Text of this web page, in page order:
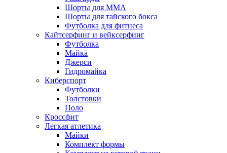
Шорты для MMA
Шорты для тайского бокса
Футболка для фитнеса
Кайтсерфинг и вейксерфинг
Футболка
Майка
Джерси
Гидромайка
Киберспорт
Футболки
Толстовки
Поло
Кроссфит
Легкая атлетика
Майки
Комплект формы